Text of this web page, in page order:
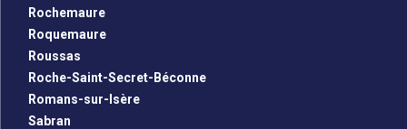
Rochemaure
Roquemaure
Roussas
Roche-Saint-Secret-Béconne
Romans-sur-Isère
Sabran